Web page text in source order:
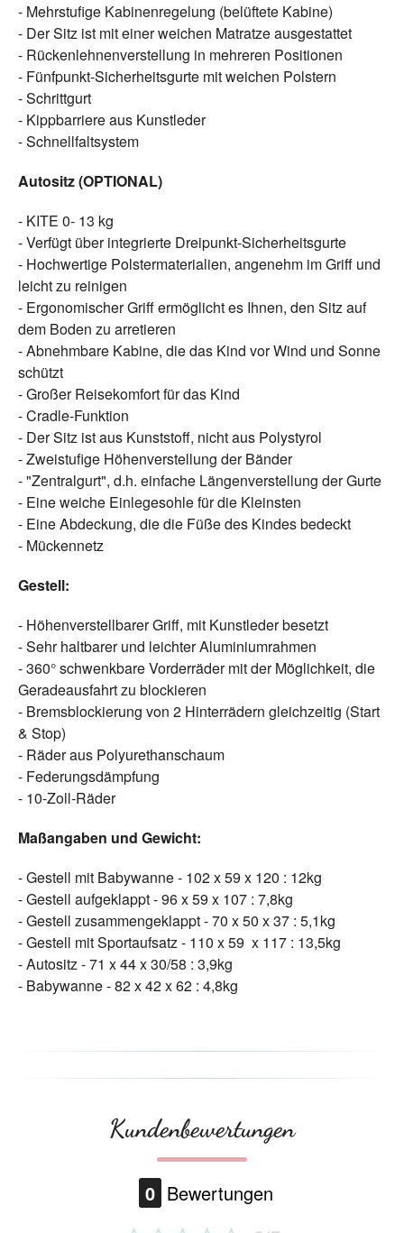
- Mehrstufige Kabinenregelung (belüftete Kabine)
- Der Sitz ist mit einer weichen Matratze ausgestattet
- Rückenlehnenverstellung in mehreren Positionen
- Fünfpunkt-Sicherheitsgurte mit weichen Polstern
- Schrittgurt
- Kippbarriere aus Kunstleder
- Schnellfaltsystem
Autositz (OPTIONAL)
- KITE 0- 13 kg
- Verfügt über integrierte Dreipunkt-Sicherheitsgurte
- Hochwertige Polstermaterialien, angenehm im Griff und
leicht zu reinigen
- Ergonomischer Griff ermöglicht es Ihnen, den Sitz auf
dem Boden zu arretieren
- Abnehmbare Kabine, die das Kind vor Wind und Sonne
schützt
- Großer Reisekomfort für das Kind
- Cradle-Funktion
- Der Sitz ist aus Kunststoff, nicht aus Polystyrol
- Zweistufige Höhenverstellung der Bänder
- "Zentralgurt", d.h. einfache Längenverstellung der Gurte
- Eine weiche Einlegesohle für die Kleinsten
- Eine Abdeckung, die die Füße des Kindes bedeckt
- Mückennetz
Gestell:
- Höhenverstellbarer Griff, mit Kunstleder besetzt
- Sehr haltbarer und leichter Aluminiumrahmen
- 360° schwenkbare Vorderräder mit der Möglichkeit, die
Geradeausfahrt zu blockieren
- Bremsblockierung von 2 Hinterrädern gleichzeitig (Start
& Stop)
- Räder aus Polyurethanschaum
- Federungsdämpfung
- 10-Zoll-Räder
Maßangaben und Gewicht:
- Gestell mit Babywanne - 102 x 59 x 120 : 12kg
- Gestell aufgeklappt - 96 x 59 x 107 : 7,8kg
- Gestell zusammengeklappt - 70 x 50 x 37 : 5,1kg
- Gestell mit Sportaufsatz - 110 x 59 x 117 : 13,5kg
- Autositz - 71 x 44 x 30/58 : 3,9kg
- Babywanne - 82 x 42 x 62 : 4,8kg
Kundenbewertungen
0 Bewertungen